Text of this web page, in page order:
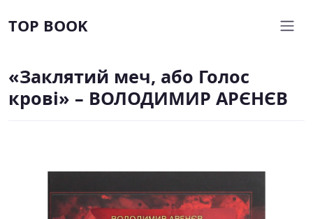
TOP BOOK
«Заклятий меч, або Голос
крові» – ВОЛОДИМИР АРЄНЄВ